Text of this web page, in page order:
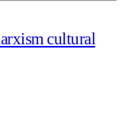
cultural